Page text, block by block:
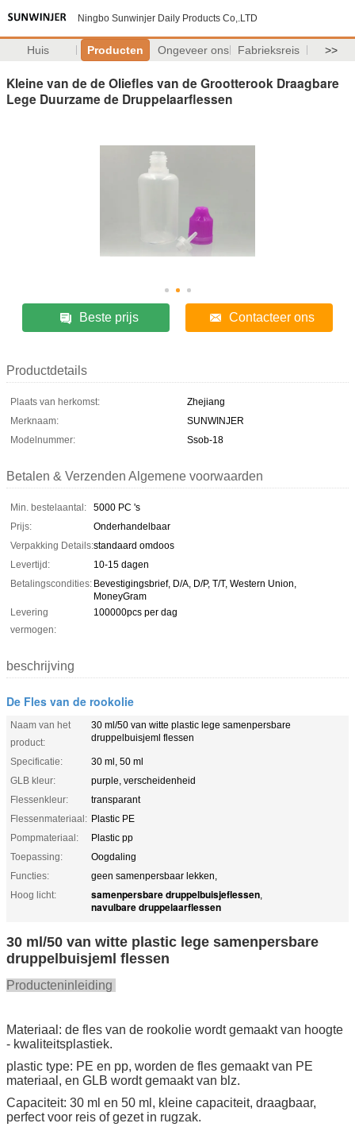
Ningbo Sunwinjer Daily Products Co,.LTD
Huis Producten Ongeveer ons Fabrieksreis >>
Kleine van de de Oliefles van de Grootterook Draagbare
Lege Duurzame de Druppelaarflessen
Beste prijs Contacteer ons
Productdetails
Plaats van herkomst:
Zhejiang
Merknaam:
SUNWINJER
Modelnummer:
Ssob-18
Betalen & Verzenden Algemene voorwaarden
Min. bestelaantal:
5000 PC 's
Prijs:
Onderhandelbaar
Verpakking Details:standaard omdoos
Levertijd:
10-15 dagen
Betalingscondities: Bevestigingsbrief, D/A, D/P, T/T, Western Union,
MoneyGram
Levering
vermogen:
100000pcs per dag
beschrijving
De Fles van de rookolie
Naam van het
product:
30 ml/50 van witte plastic lege samenpersbare
druppelbuisjeml flessen
Specificatie:
30 ml, 50 ml
GLB kleur:
purple, verscheidenheid
Flessenkleur:
transparant
Flessenmateriaal: Plastic PE
Pompmateriaal:
Plastic pp
Toepassing:
Oogdaling
Functies:
geen samenpersbaar lekken,
Hoog licht:
samenpersbare druppelbuisjeflessen,
navulbare druppelaarflessen
30 ml/50 van witte plastic lege samenpersbare
druppelbuisjeml flessen
Producteninleiding
Materiaal: de fles van de rookolie wordt gemaakt van hoogte
- kwaliteitsplastiek.
plastic type: PE en pp, worden de fles gemaakt van PE
materiaal, en GLB wordt gemaakt van blz.
Capaciteit: 30 ml en 50 ml, kleine capaciteit, draagbaar,
perfect voor reis of gezet in rugzak.